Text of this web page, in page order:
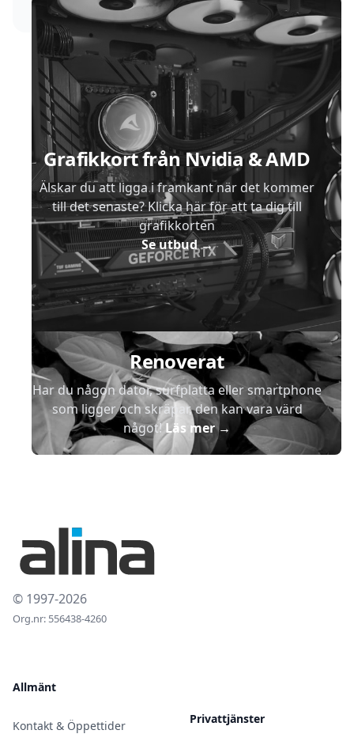
Grafikkort från Nvidia & AMD
Älskar du att ligga i framkant när det kommer
till det senaste? Klicka här för att ta dig till
grafikkorten
Se utbud→
Renoverat
Har du någon dator, surfplatta eller smartphone
som ligger och skräpar, den kan vara värd
något!Läs mer→
© 1997-2026
Org.nr: 556438-4260
Allmänt
Kontakt & Öppettider Privattjänster